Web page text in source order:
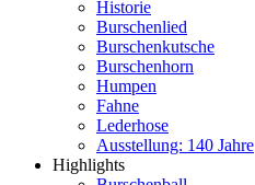
Historie
Burschenlied
Burschenkutsche
Burschenhorn
Humpen
Fahne
Lederhose
Ausstellung: 140 Jahre
Highlights